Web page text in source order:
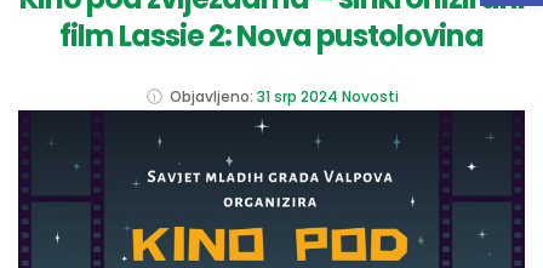
film Lassie 2: Nova pustolovina
Objavljeno: 31 srp 2024 Novosti